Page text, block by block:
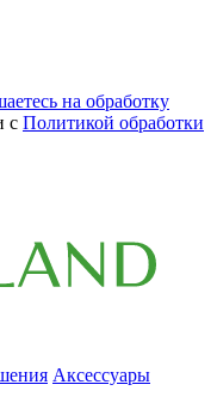
на обработку
с Политикой обработки
Аксессуары